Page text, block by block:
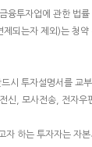
융투자업에 관한 법
되는자 제외)는 청약
시 투자설명서를 교
신, 모사전송, 전자우
하는 투자자는 자